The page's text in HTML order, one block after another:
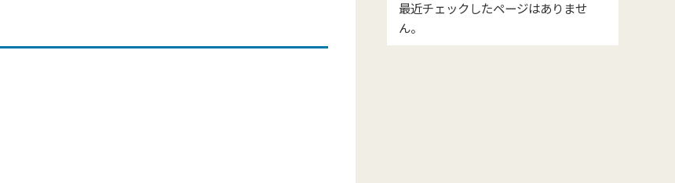
最近チェックしたページはありませ
ん。